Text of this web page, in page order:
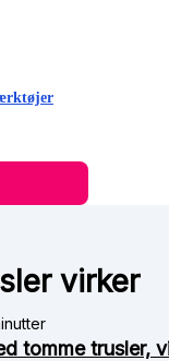
virker
tomme trusler,